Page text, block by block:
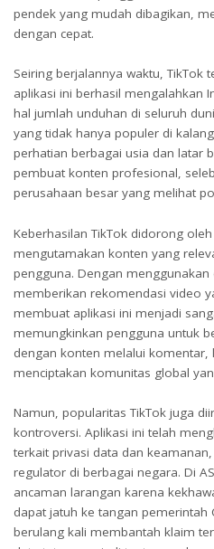
pendek yang mudah dibagikan,
dengan cepat.
Seiring berjalannya waktu, TikTok
aplikasi ini berhasil mengalahkan
hal jumlah unduhan di seluruh
yang tidak hanya populer di
perhatian berbagai usia dan latar
pembuat konten profesional,
perusahaan besar yang melihat
Keberhasilan TikTok didorong
mengutamakan konten yang
pengguna. Dengan
memberikan rekomendasi video
membuat aplikasi ini menjadi
memungkinkan pengguna untuk
dengan konten melalui komentar,
menciptakan komunitas global
Namun, popularitas TikTok juga
kontroversi. Aplikasi ini telah
terkait privasi data dan
regulator di berbagai negara. Di
ancaman larangan karena
dapat jatuh ke tangan pemerintah
berulang kali membantah klaim